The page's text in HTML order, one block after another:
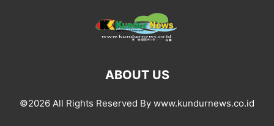
ABOUT US
©2026 All Rights Reserved By www.kundurnews.co.id